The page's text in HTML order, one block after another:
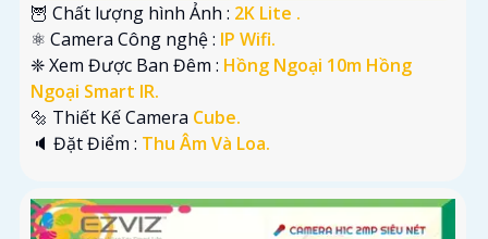
🦉 Chất lượng hình Ảnh : 2K Lite .
⚛️ Camera Công nghệ : IP Wifi.
❈ Xem Được Ban Đêm : Hồng Ngoại 10m Hồng
Ngoại Smart IR.
🔩 Thiết Kế Camera Cube.
️🔈 Đặt Điểm : Thu Âm Và Loa.